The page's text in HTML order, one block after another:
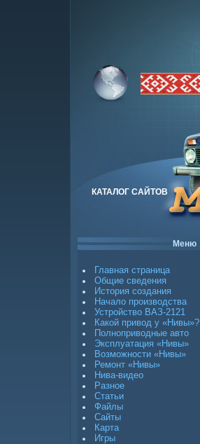
КАТАЛОГ САЙТОВ
Меню
Главная страница
Общие сведения
История создания
Начало производства
Устройство ВАЗ-2121
Какой привод у «Нивы»?
Полноприводные авто
Эксплуатация «Нивы»
Возможности «Нивы»
Ремонт «Нивы»
Нива-видео
Разное
Статьи
Файлы
Сайты
Карта
Игры